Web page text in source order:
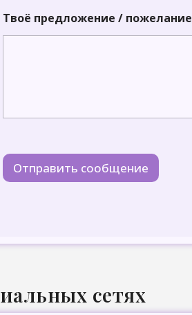
м
я
Твоё предложение / пожелание
Отправить сообщение
сетях